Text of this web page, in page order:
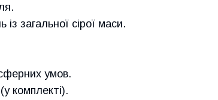
загальної сірої маси.
умов.
комплекті).